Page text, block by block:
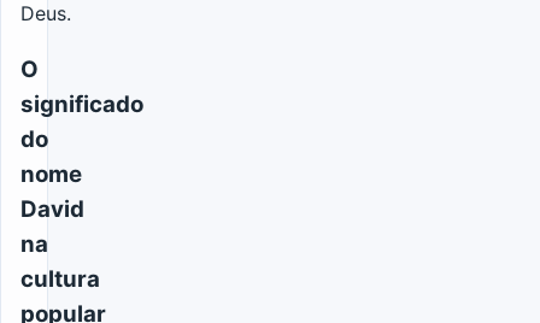
Deus.
O
significado
do
nome
David
na
cultura
popular